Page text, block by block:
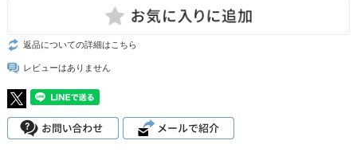
返品についての詳細はこちら
レビューはありません